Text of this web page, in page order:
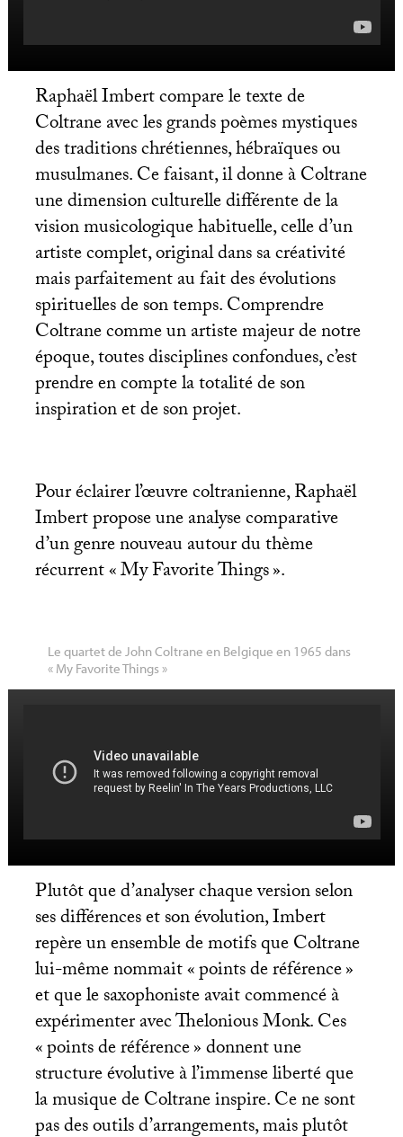
Raphaël Imbert compare le texte de
Coltrane avec les grands poèmes mystiques
des traditions chrétiennes, hébraïques ou
musulmanes. Ce faisant, il donne à Coltrane
une dimension culturelle différente de la
vision musicologique habituelle, celle d’un
artiste complet, original dans sa créativité
mais parfaitement au fait des évolutions
spirituelles de son temps. Comprendre
Coltrane comme un artiste majeur de notre
époque, toutes disciplines confondues, c’est
prendre en compte la totalité de son
inspiration et de son projet.
Pour éclairer l’œuvre coltranienne, Raphaël
Imbert propose une analyse comparative
d’un genre nouveau autour du thème
récurrent «My Favorite Things».
Le quartet de John Coltrane en Belgique en 1965 dans
« My Favorite Things »
Plutôt que d’analyser chaque version selon
ses différences et son évolution, Imbert
repère un ensemble de motifs que Coltrane
lui-même nommait «points de référence»
et que le saxophoniste avait commencé à
expérimenter avec Thelonious Monk. Ces
«points de référence» donnent une
structure évolutive à l’immense liberté que
la musique de Coltrane inspire. Ce ne sont
pas des outils d’arrangements, mais plutôt